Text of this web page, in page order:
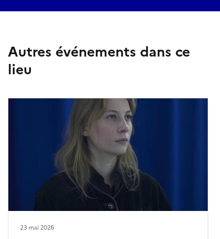
Autres événements dans ce
lieu
23 mai 2026